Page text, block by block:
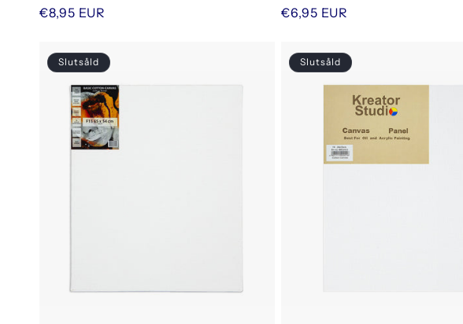
Ordinarie
€8,95 EUR
Ordinarie
€6,95 EUR
Slutsåld Slutsåld